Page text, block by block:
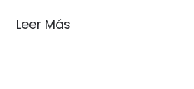
Leer Más